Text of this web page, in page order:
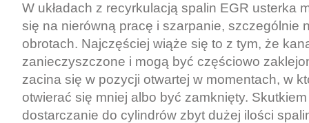
W układach z recyrkulacją spalin EGR usterka
się na nierówną pracę i szarpanie, szczególnie
obrotach. Najczęściej wiąże się to z tym, że
zanieczyszczone i mogą być częściowo
zacina się w pozycji otwartej w momentach, w
otwierać się mniej albo być zamknięty.
dostarczanie do cylindrów zbyt dużej ilości